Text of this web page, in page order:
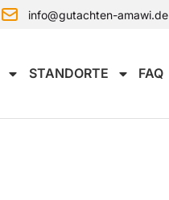
info@gutachten-amawi.de
STANDORTE FAQ